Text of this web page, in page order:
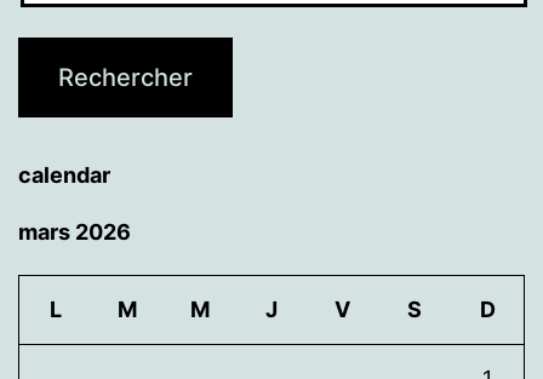
calendar
mars 2026
L M M J V S D